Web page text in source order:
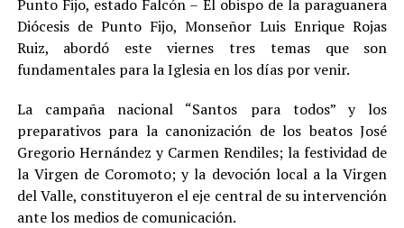
Punto Fijo, estado Falcón – El obispo de la paraguanera
Diócesis de Punto Fijo, Monseñor Luis Enrique Rojas
Ruiz, abordó este viernes tres temas que son
fundamentales para la Iglesia en los días por venir.
La campaña nacional “Santos para todos” y los
preparativos para la canonización de los beatos José
Gregorio Hernández y Carmen Rendiles; la festividad de
la Virgen de Coromoto; y la devoción local a la Virgen
del Valle, constituyeron el eje central de su intervención
ante los medios de comunicación.